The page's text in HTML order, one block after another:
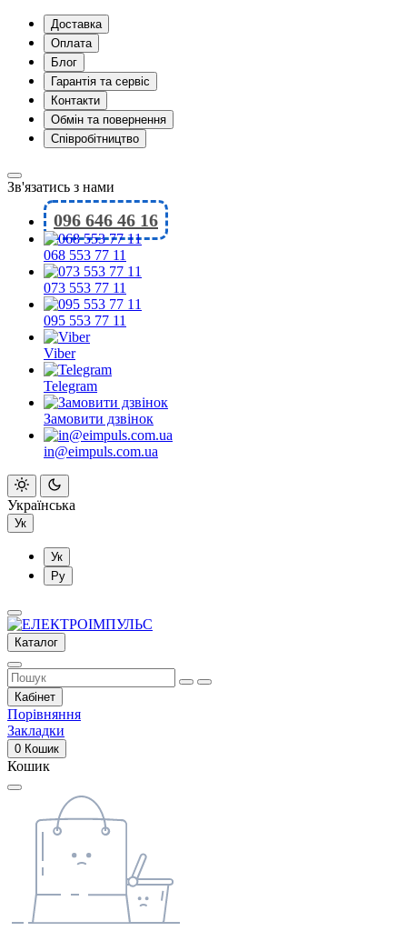
Доставка
Оплата
Блог
Гарантія та сервіс
Контакти
Обмін та повернення
Співробітництво
Зв'язатись з нами
096 646 46 16
068 553 77 11
073 553 77 11
095 553 77 11
Viber
Telegram
Замовити дзвінок
in@eimpuls.com.ua
Українська
Ук
Ук
Ру
Каталог
Кабінет
Порівняння
Закладки
0 Кошик
Кошик